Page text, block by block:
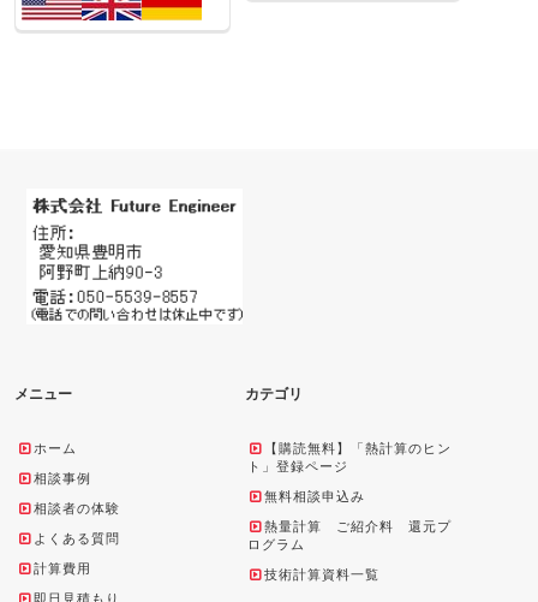
メニュー
ホーム
相談事例
相談者の体験
よくある質問
計算費用
即日見積もり
カテゴリ
【購読無料】「熱計算のヒン
ト」登録ページ
無料相談申込み
熱量計算 ご紹介料 還元プ
ログラム
技術計算資料一覧